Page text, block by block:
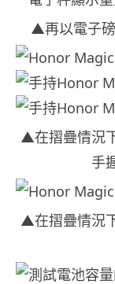
▲再以電子
▲在摺疊情況
手
▲在摺疊情況